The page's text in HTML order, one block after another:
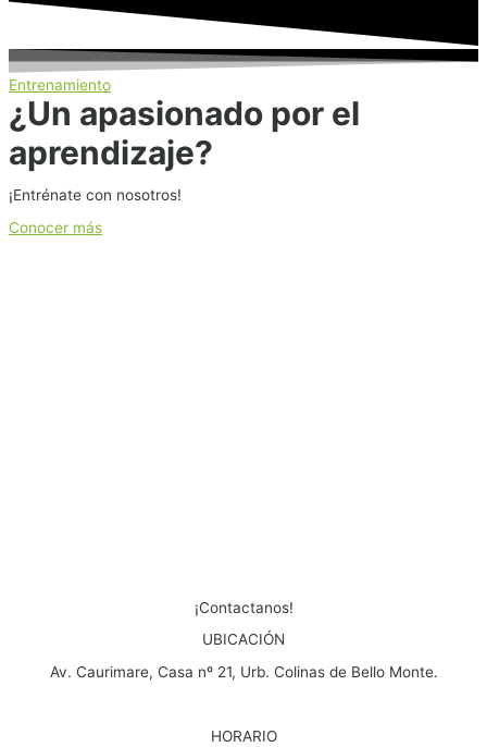
Entrenamiento
¿Un apasionado por el
aprendizaje?
¡Entrénate con nosotros!
Conocer más
¡Contactanos!
UBICACIÓN
Av. Caurimare, Casa nº 21, Urb. Colinas de Bello Monte.
HORARIO